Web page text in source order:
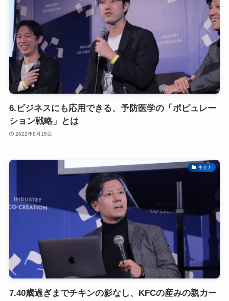
6.ビジネスにも応用できる、予防医学の「ポピュレー
ション戦略」とは
2022年8月15日
生き方
7.40歳過ぎまでチキンの影なし、KFCの産みの親カー